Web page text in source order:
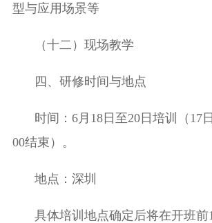
型与应用场景等
（十二 ）现场教学
四、研修时间与地点
时间： 6月 18日至20日培训 （17
00结束 ） 。
地点：深圳
具体培训地点确定后将在开班前